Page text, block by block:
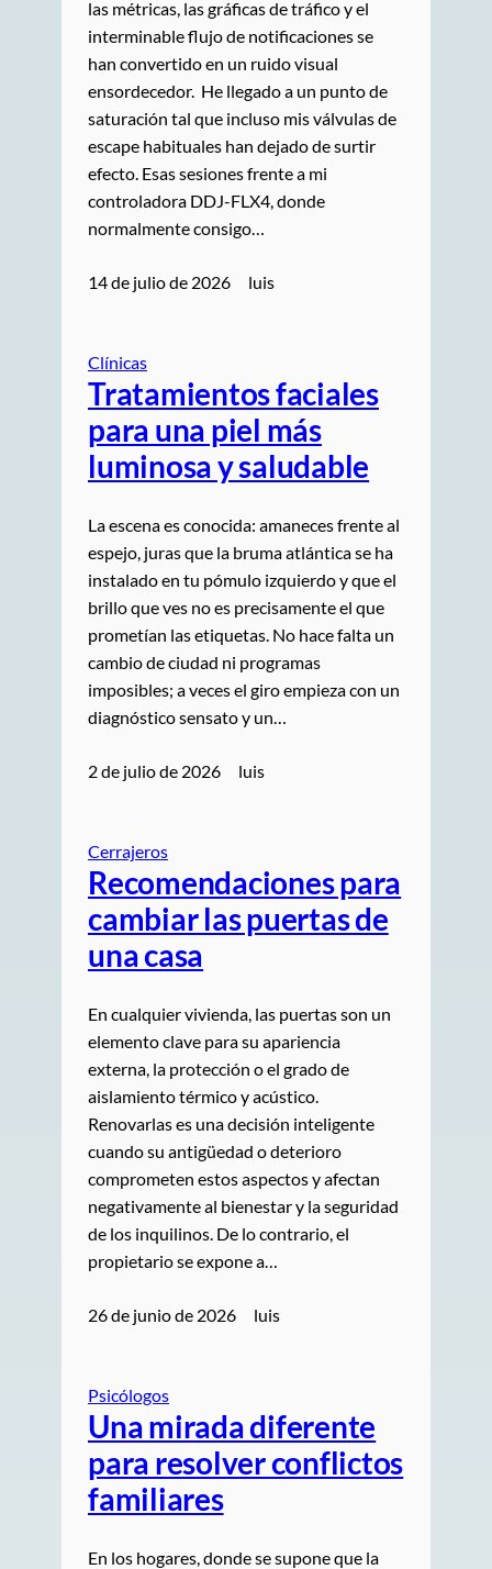
las métricas, las gráficas de tráfico y el
interminable flujo de notificaciones se
han convertido en un ruido visual
ensordecedor. He llegado a un punto de
saturación tal que incluso mis válvulas de
escape habituales han dejado de surtir
efecto. Esas sesiones frente a mi
controladora DDJ-FLX4, donde
normalmente consigo…
14 de julio de 2026 luis
Clínicas
Tratamientos faciales
para una piel más
luminosa y saludable
La escena es conocida: amaneces frente al
espejo, juras que la bruma atlántica se ha
instalado en tu pómulo izquierdo y que el
brillo que ves no es precisamente el que
prometían las etiquetas. No hace falta un
cambio de ciudad ni programas
imposibles; a veces el giro empieza con un
diagnóstico sensato y un…
2 de julio de 2026 luis
Cerrajeros
Recomendaciones para
cambiar las puertas de
una casa
En cualquier vivienda, las puertas son un
elemento clave para su apariencia
externa, la protección o el grado de
aislamiento térmico y acústico.
Renovarlas es una decisión inteligente
cuando su antigüedad o deterioro
comprometen estos aspectos y afectan
negativamente al bienestar y la seguridad
de los inquilinos. De lo contrario, el
propietario se expone a…
26 de junio de 2026 luis
Psicólogos
Una mirada diferente
para resolver conflictos
familiares
En los hogares, donde se supone que la